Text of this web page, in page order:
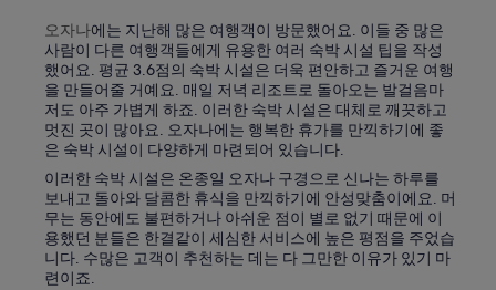
오자나에는 지난해 많은 여행객이 방문했어요. 이들 중 많은
사람이 다른 여행객들에게 유용한 여러 숙박 시설 팁을 작성
했어요. 평균 3.6점의 숙박 시설은 더욱 편안하고 즐거운 여행
을 만들어줄 거예요. 매일 저녁 리조트로 돌아오는 발걸음마
저도 아주 가볍게 하죠. 이러한 숙박 시설은 대체로 깨끗하고
멋진 곳이 많아요. 오자나에는 행복한 휴가를 만끽하기에 좋
은 숙박 시설이 다양하게 마련되어 있습니다.
이러한 숙박 시설은 온종일 오자나 구경으로 신나는 하루를
보내고 돌아와 달콤한 휴식을 만끽하기에 안성맞춤이에요. 머
무는 동안에도 불편하거나 아쉬운 점이 별로 없기 때문에 이
용했던 분들은 한결같이 세심한 서비스에 높은 평점을 주었습
니다. 수많은 고객이 추천하는 데는 다 그만한 이유가 있기 마
련이죠.